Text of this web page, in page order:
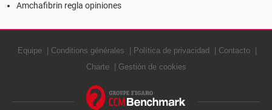
Amchafibrin regla opiniones
Equipe Conditions générales Política de privacidad
Contacto
Charte
Gestión de cookies